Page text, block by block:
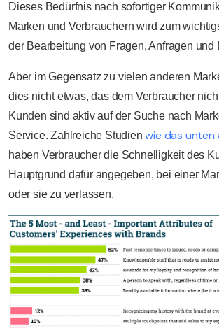
Dieses Bedürfnis nach sofortiger
Marken und Verbrauchern wird zum
der Bearbeitung von Fragen, Anfragen und
Aber im Gegensatz zu vielen anderen
dies nicht etwas, das dem Verbraucher
Kunden sind aktiv auf der Suche nach
Service. Zahlreiche Studienwie das unten
haben Verbraucher die Schnelligkeit des
Hauptgrund dafür angegeben, bei einer
oder sie zu verlassen.